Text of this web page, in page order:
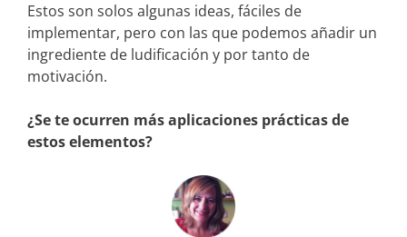
Estos son solos algunas ideas, fáciles de
implementar, pero con las que podemos añadir un
ingrediente de ludificación y por tanto de
motivación.
¿Se te ocurren más aplicaciones prácticas de
estos elementos?